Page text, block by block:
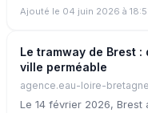
Ajouté le 04 juin 2026 à
Le tramway de Brest
ville perméable
agence.eau-loire-
Le 14 février 2026,